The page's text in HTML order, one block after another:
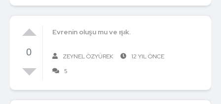
0
Evrenin oluşu mu ve ışık.
ZEYNEL ÖZYÜREK
12 YIL ÖNCE
5